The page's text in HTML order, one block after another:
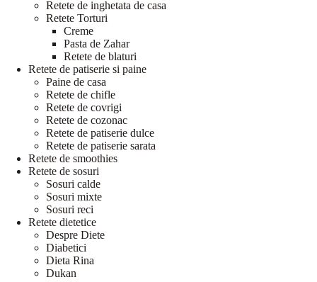
Retete de inghetata de casa
Retete Torturi
Creme
Pasta de Zahar
Retete de blaturi
Retete de patiserie si paine
Paine de casa
Retete de chifle
Retete de covrigi
Retete de cozonac
Retete de patiserie dulce
Retete de patiserie sarata
Retete de smoothies
Retete de sosuri
Sosuri calde
Sosuri mixte
Sosuri reci
Retete dietetice
Despre Diete
Diabetici
Dieta Rina
Dukan